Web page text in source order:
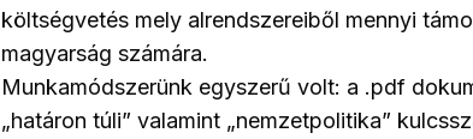
költségvetés mely alrendszereiből mennyi
magyarság számára.
Munkamódszerünk egyszerű volt: a .pdf
„határon túli” valamint „nemzetpolitika”